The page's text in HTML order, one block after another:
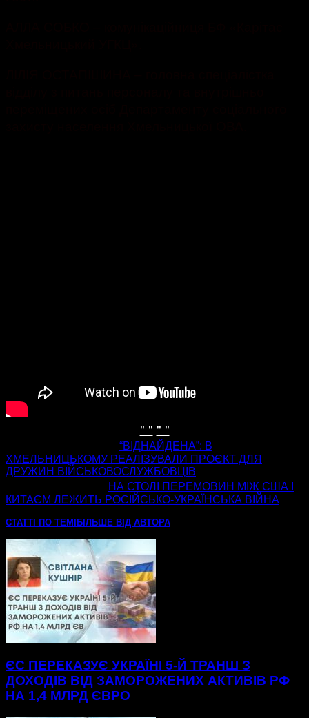
" " " "
“ВІДНАЙДЕНА”: В
ХМЕЛЬНИЦЬКОМУ РЕАЛІЗУВАЛИ ПРОЄКТ ДЛЯ
ДРУЖИН ВІЙСЬКОВОСЛУЖБОВЦІВ
НА СТОЛІ ПЕРЕМОВИН МІЖ США І
КИТАЄМ ЛЕЖИТЬ РОСІЙСЬКО-УКРАЇНСЬКА ВІЙНА
СТАТТІ ПО ТЕМІ БІЛЬШЕ ВІД АВТОРА
ЄС ПЕРЕКАЗУЄ УКРАЇНІ 5-Й ТРАНШ З
ДОХОДІВ ВІД ЗАМОРОЖЕНИХ АКТИВІВ РФ
НА 1,4 МЛРД ЄВРО